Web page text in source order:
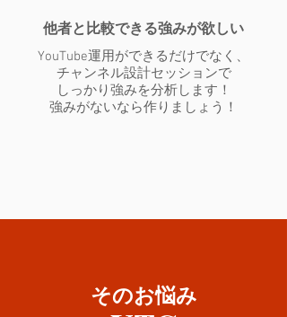
​他者と比較できる強みが欲しい
YouTube運用ができるだけでなく、
チャンネル設計セッションで
しっかり強みを分析します！
​強みがないなら作りましょう！
そのお悩み